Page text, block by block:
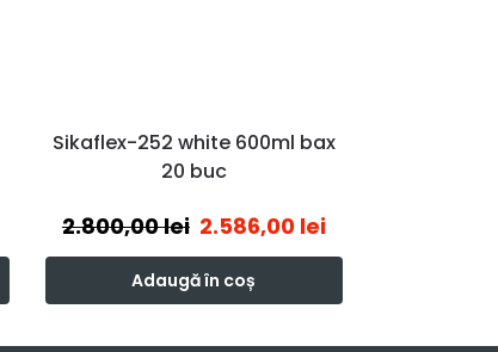
Sikaflex-252 white 600ml bax
20 buc
2.800,00lei 2.586,00 lei
Adaugă în coș